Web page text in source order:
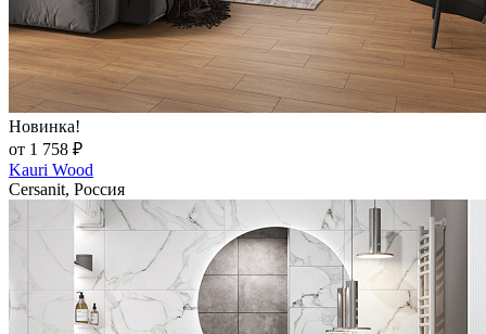
Новинка!
от 1 758 ₽
Kauri Wood
Cersanit, Россия